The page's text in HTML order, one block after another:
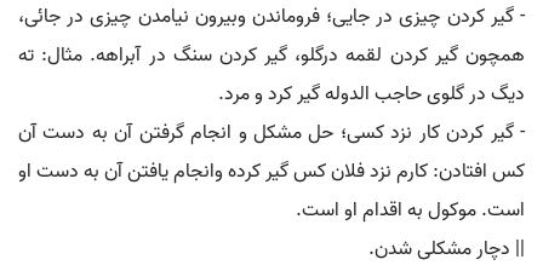
- گیر کردن چیزی در جایی؛ فروماندن وبیرون نیامدن چیزی در جائی،
همچون گیر کردن لقمه درگلو، گیر کردن سنگ در آبراهه. مثال: ته
دیگ در گلوی حاجب الدوله گیر کرد و مرد.
- گیر کردن کار نزد کسی؛ حل مشکل و انجام گرفتن آن به دست آن
کس افتادن: کارم نزد فلان کس گیر کرده وانجام یافتن آن به دست او
است. موکول به اقدام او است.
|| دچار مشکلی شدن.